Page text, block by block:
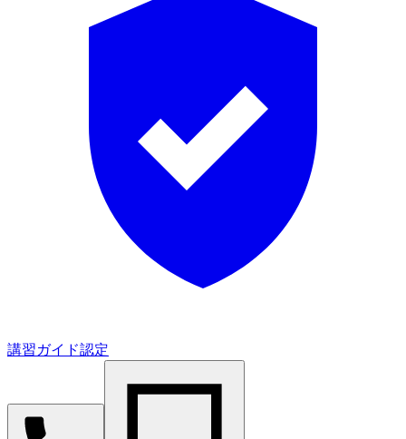
講習ガイド認定